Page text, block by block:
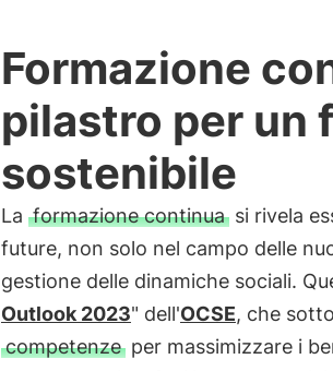
Formazione
pilastro per un
sostenibile
La formazione continuasi rivela
future, non solo nel campo delle
gestione delle dinamiche sociali.
Outlook 2023" dell'OCSE, che
competenzeper massimizzare i